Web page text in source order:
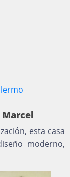
Marcel
esta casa
moderno,